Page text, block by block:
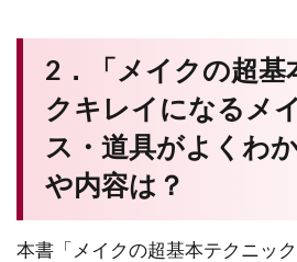
2．「メイクの超基
クキレイになるメ
ス・道具がよくわ
や内容は？
本書「メイクの超基本テクニッ